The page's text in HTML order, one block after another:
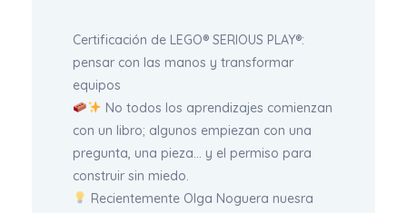
Certificación de LEGO® SERIOUS PLAY®:
pensar con las manos y transformar
equipos
No todos los aprendizajes comienzan
con un libro; algunos empiezan con una
pregunta, una pieza… y el permiso para
construir sin miedo.
Recientemente Olga Noguera nuesra